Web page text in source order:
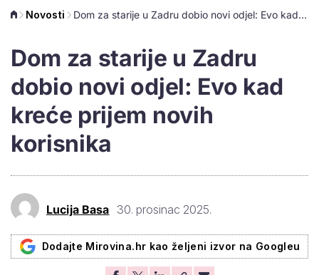
Novosti Dom za starije u Zadru dobio novi odjel: Evo kad kreće prijem novih korisnika
Dom za starije u Zadru
dobio novi odjel: Evo kad
kreće prijem novih
korisnika
Lucija Basa 30. prosinac 2025.
Dodajte Mirovina.hr kao željeni izvor na Googleu